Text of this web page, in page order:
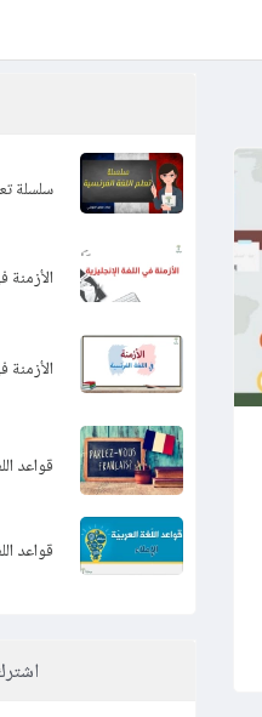
سلسلة
الأزمنة
الأزمنة
قواعد
قواعد